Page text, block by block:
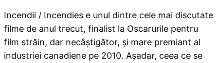
Incendii / Incendies e unul dintre cele mai discutate
filme de anul trecut, finalist la Oscarurile pentru
film străin, dar necâştigător, şi mare premiant al
industriei canadiene pe 2010. Aşadar, ceea ce se